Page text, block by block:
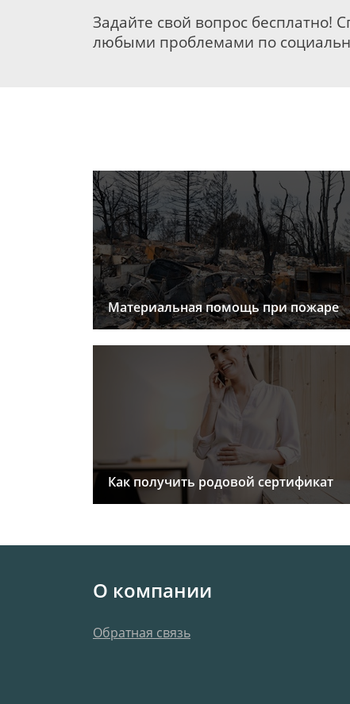
Задайте свой вопрос бесплатно!
любыми проблемами по
Материальная помощь при пожаре
Как получить родовой сертификат
О компании
Обратная связь